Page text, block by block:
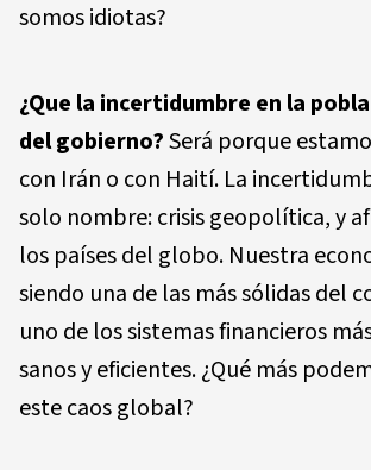
somos idiotas?
¿Que la incertidumbre en la
del gobierno?Será porque
con Irán o con Haití. La
solo nombre: crisis geopolítica, y
los países del globo. Nuestra
siendo una de las más sólidas del
uno de los sistemas financieros
sanos y eficientes. ¿Qué más
este caos global?